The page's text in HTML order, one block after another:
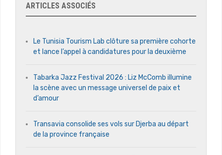
ARTICLES ASSOCIÉS
Le Tunisia Tourism Lab clôture sa première cohorte
et lance l’appel à candidatures pour la deuxième
Tabarka Jazz Festival 2026 : Liz McComb illumine
la scène avec un message universel de paix et
d’amour
Transavia consolide ses vols sur Djerba au départ
de la province française